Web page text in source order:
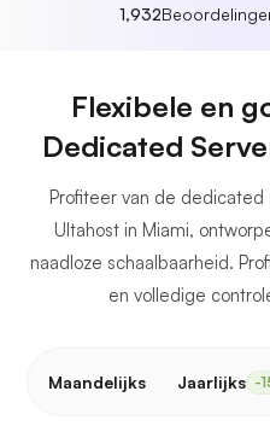
1,932
Flexibele en
Dedicated
Profiteer van de
Ultahost in Miami,
naadloze schaalbaarheid.
en volledige
Maandelijks Jaarlijks -